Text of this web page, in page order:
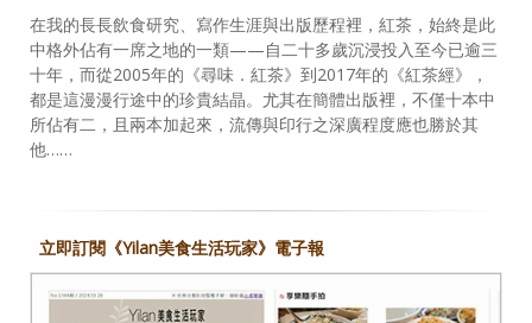
在我的長長飲食研究、寫作生涯與出版歷程裡，紅茶，始終是此
中格外佔有一席之地的一類——自二十多歲沉浸投入至今已逾三
十年，而從2005年的《尋味．紅茶》到2017年的《紅茶經》，
都是這漫漫行途中的珍貴結晶。尤其在簡體出版裡，不僅十本中
所佔有二，且兩本加起來，流傳與印行之深廣程度應也勝於其
他……
立即訂閱《Yilan美食生活玩家》電子報